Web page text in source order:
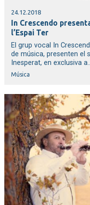
24.12.2018
In Crescendo
l’Espai Ter
El grup vocal In
de música, presenten el
Inesperat, en exclusiva
Música